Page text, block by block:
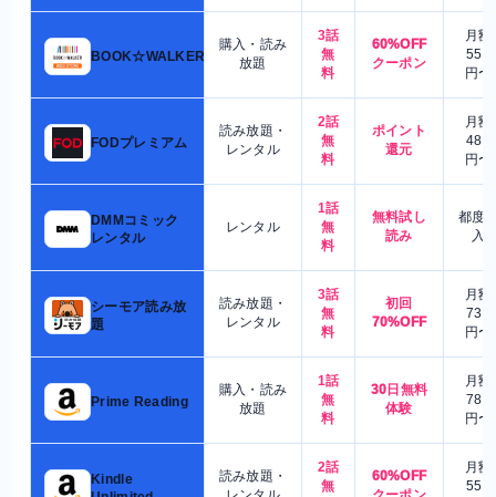
BOOK☆WALKER
購入・読み
放題
3話
無
料
60%OFF
クーポン
月額
550
円〜
FODプレミアム
読み放題・
レンタル
2話
無
料
ポイント
還元
月額
480
円〜
DMMコミック
レンタル
レンタル
1話
無
料
無料試し
読み
都度
入
シーモア読み放
題
読み放題・
レンタル
3話
無
料
初回
70%OFF
月額
730
円〜
Prime Reading
購入・読み
放題
1話
無
料
30日無料
体験
月額
780
円〜
Kindle
読み放題・
2話
無
60%OFF
月額
550